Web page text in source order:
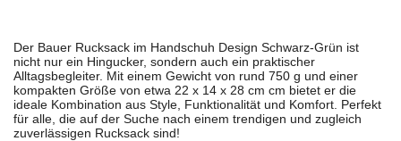
Der Bauer Rucksack im Handschuh Design Schwarz-Grün ist
nicht nur ein Hingucker, sondern auch ein praktischer
Alltagsbegleiter. Mit einem Gewicht von rund 750 g und einer
kompakten Größe von etwa 22 x 14 x 28 cm cm bietet er die
ideale Kombination aus Style, Funktionalität und Komfort. Perfekt
für alle, die auf der Suche nach einem trendigen und zugleich
zuverlässigen Rucksack sind!